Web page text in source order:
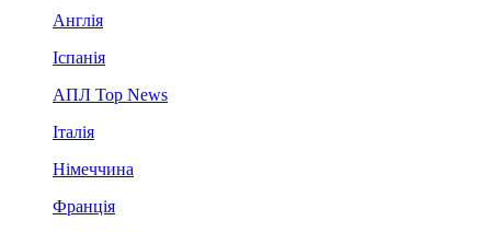
Англія
Іспанія
АПЛ Top News
Італія
Німеччина
Франція